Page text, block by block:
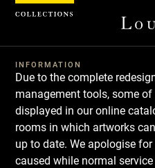
INFORMATION
Due to the complete
management tools, some
displayed in our online
rooms in which artworks
up to date. We apologise
caused while normal
Cookies management panel